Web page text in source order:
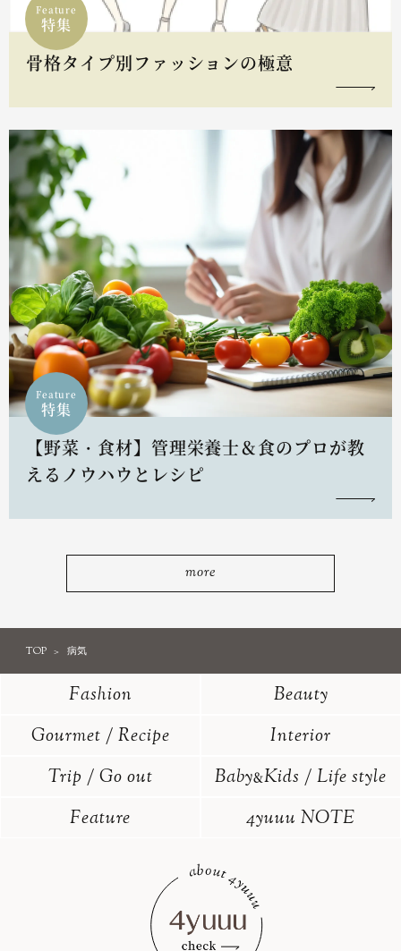
Feature
特集
骨格タイプ別ファッションの極意
Feature
特集
【野菜・食材】管理栄養士＆食のプロが教
えるノウハウとレシピ
more
TOP 病気
Fashion
Beauty
Gourmet / Recipe
Interior
Trip / Go out
Baby&Kids / Life style
Feature
4yuuu NOTE